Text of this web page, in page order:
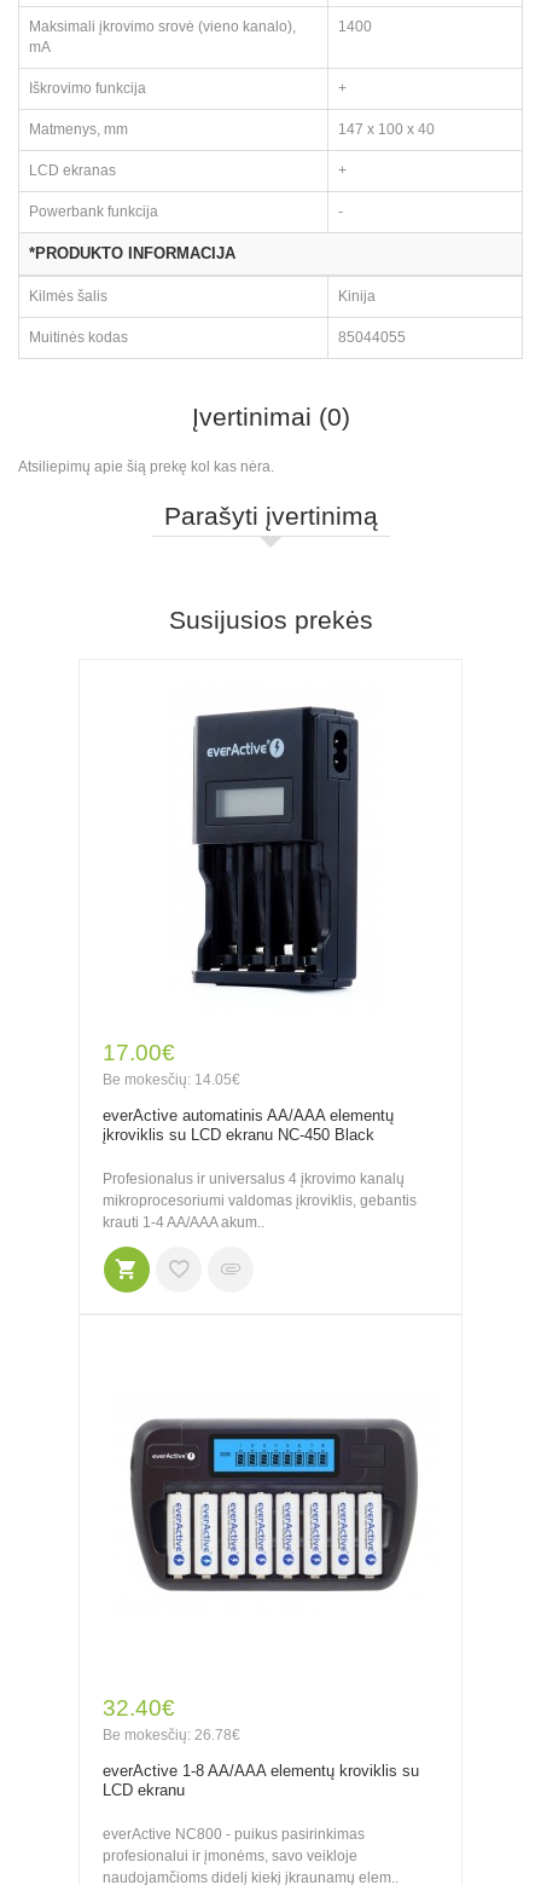
Maksimali įkrovimo srovė (vieno kanalo),
mA
1400
Iškrovimo funkcija +
Matmenys, mm 147 x 100 x 40
LCD ekranas +
Powerbank funkcija -
*PRODUKTO INFORMACIJA
Kilmės šalis Kinija
Muitinės kodas 85044055
Įvertinimai (0)
Atsiliepimų apie šią prekę kol kas nėra.
Parašyti įvertinimą
Susijusios prekės
17.00€
Be mokesčių: 14.05€
everActive automatinis AA/AAA elementų
įkroviklis su LCD ekranu NC-450 Black
Profesionalus ir universalus 4 įkrovimo kanalų
mikroprocesoriumi valdomas įkroviklis, gebantis
krauti 1-4 AA/AAA akum..
32.40€
Be mokesčių: 26.78€
everActive 1-8 AA/AAA elementų kroviklis su
LCD ekranu
everActive NC800 - puikus pasirinkimas
profesionalui ir įmonėms, savo veikloje
naudojamčioms didelį kiekį įkraunamų elem..